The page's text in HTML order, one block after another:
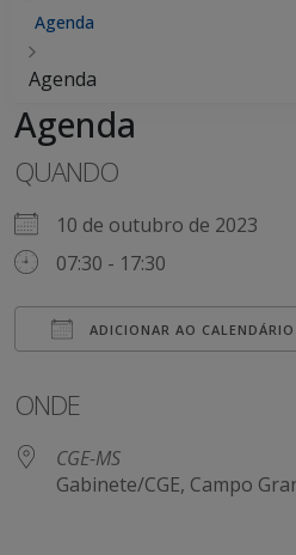
Agenda
Agenda
Agenda
QUANDO
10 de outubro de 2023
07:30 - 17:30
ADICIONAR AO CALENDÁRIO
ONDE
CGE-MS
Gabinete/CGE, Campo